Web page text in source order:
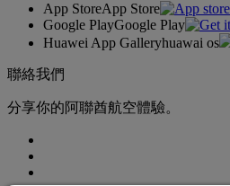
App StoreApp Store
Google PlayGoogle Play
Huawei App Galleryhuawai os
聯絡我們
分享你的阿聯酋航空體驗。